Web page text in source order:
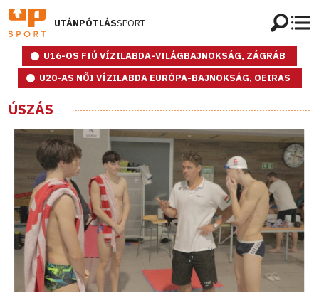
UTÁNPÓTLÁSSPORT
U16-OS FIÚ VÍZILABDA-VILÁGBAJNOKSÁG, ZÁGRÁB
U20-AS NŐI VÍZILABDA EURÓPA-BAJNOKSÁG, OEIRAS
ÚSZÁS